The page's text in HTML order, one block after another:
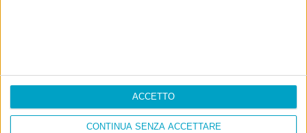
CONTINUA SENZA ACCETTARE
ACCETTO